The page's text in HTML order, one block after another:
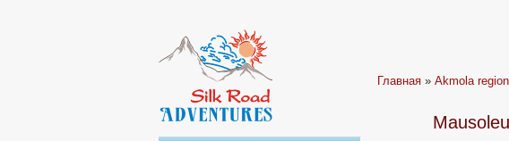
Главная »Akmola